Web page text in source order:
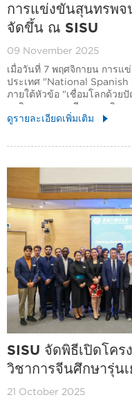
การแข่งขันสุนทรพจ
จัดขึ้น ณ SISU
09 November 2025
เมื่อวันที่ 7 พฤศจิกายน การ
ประเทศ "National
ภายใต้หัวข้อ "เชื่อมโลกด้วย
ณ วิทยาเขตซงเจียง มหาวิท
ดูรายละเอียดเพิ่มเติม
SISU จัดพิธีเปิดโค
วิชาการจีนศึกษารุ่น
21 October 2025